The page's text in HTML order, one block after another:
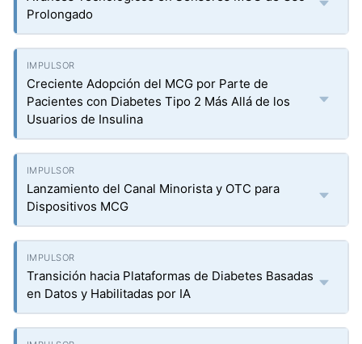
Prolongado
Creciente Adopción del MCG por Parte de
Pacientes con Diabetes Tipo 2 Más Allá de los
Usuarios de Insulina
Lanzamiento del Canal Minorista y OTC para
Dispositivos MCG
Transición hacia Plataformas de Diabetes Basadas
en Datos y Habilitadas por IA